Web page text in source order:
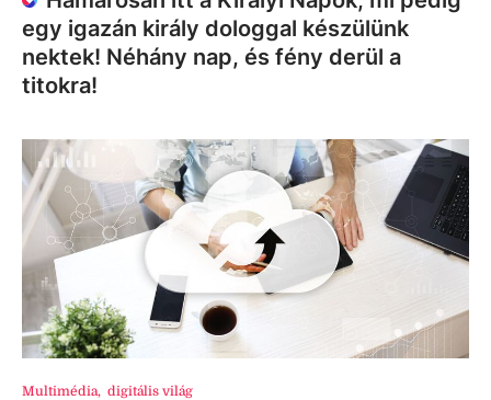
egy igazán király dologgal készülünk
nektek! Néhány nap, és fény derül a
titokra!
Multimédia, digitális világ